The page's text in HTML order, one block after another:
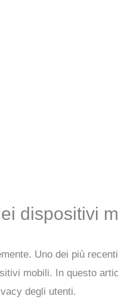
dispositivi
Uno dei più
mobili. In questo
degli utenti.